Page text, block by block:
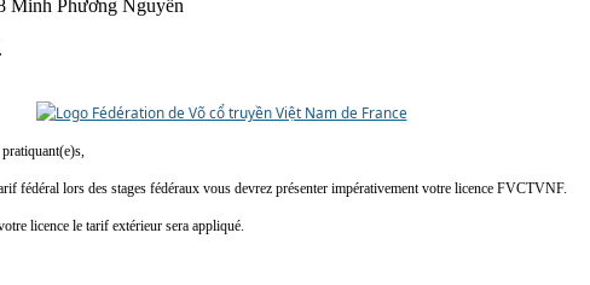
Minh Phương Nguyễn
fédéral lors des stages fédéraux vous devrez présenter impérativement votre licence FVCTVNF.
licence le tarif extérieur sera appliqué.